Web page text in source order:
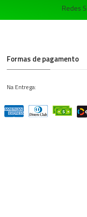
Redes
Formas de pagamento
Na Entrega: